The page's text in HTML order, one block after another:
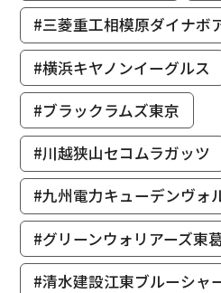
#三菱重工相模原ダイナボ
#横浜キヤノンイーグルス
#ブラックラムズ東京
#川越狭山セコムラガッツ
#九州電力キューデンヴォ
#グリーンウォリアーズ東
#清水建設江東ブルーシャ